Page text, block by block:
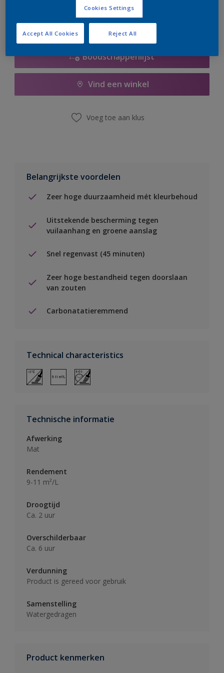
Boodschappenlijst
Vind een winkel
Voeg toe aan klus
Belangrijkste voordelen
Zeer hoge duurzaamheid mét kleurbehoud
Uitstekende bescherming tegen
vuilaanhang en groene aanslag
Snel regenvast (45 minuten)
Zeer hoge bestandheid tegen doorslaan
van zouten
Carbonatatieremmend
Technical characteristics
Technische informatie
Afwerking
Mat
Rendement
9-11 m²/L
Droogtijd
Ca. 2 uur
Overschilderbaar
Ca. 6 uur
Verdunning
Product is gereed voor gebruik
Samenstelling
Watergedragen
Product kenmerken
Cookies Settings
Reject All
Accept All Cookies